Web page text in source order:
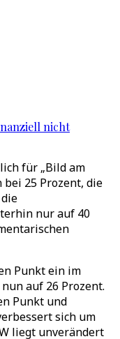
nicht
für „Bild am
25 Prozent, die
nur auf 40
Punkt ein im
auf 26 Prozent.
Punkt und
sich um
liegt unverändert